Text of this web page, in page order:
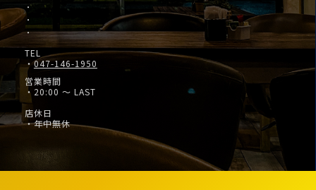
・
・
・
TEL
・047-146-1950
営業時間
・20:00 ～ LAST
店休日
・年中無休